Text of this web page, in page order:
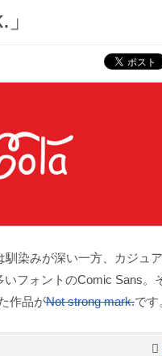
染みが深い一方、カジュ
フォントのComic Sans。
作品がNot strong mark.です